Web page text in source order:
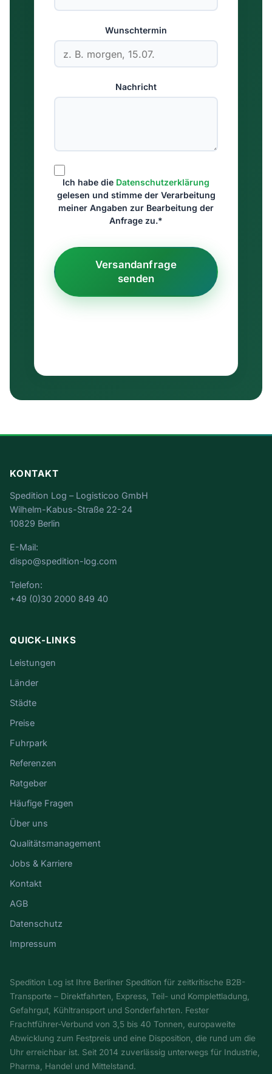
Wunschtermin
Nachricht
Ich habe die Datenschutzerklärung
gelesen und stimme der Verarbeitung
meiner Angaben zur Bearbeitung der
Anfrage zu.*
Versandanfrage
senden
KONTAKT
Spedition Log – Logisticoo GmbH
Wilhelm-Kabus-Straße 22-24
10829 Berlin
E-Mail:
dispo@spedition-log.com
Telefon:
+49 (0)30 2000 849 40
QUICK-LINKS
Leistungen
Länder
Städte
Preise
Fuhrpark
Referenzen
Ratgeber
Häufige Fragen
Über uns
Qualitätsmanagement
Jobs & Karriere
Kontakt
AGB
Datenschutz
Impressum
Spedition Log ist Ihre Berliner Spedition für zeitkritische B2B-
Transporte – Direktfahrten, Express, Teil- und Komplettladung,
Gefahrgut, Kühltransport und Sonderfahrten. Fester
Frachtführer-Verbund von 3,5 bis 40 Tonnen, europaweite
Abwicklung zum Festpreis und eine Disposition, die rund um die
Uhr erreichbar ist. Seit 2014 zuverlässig unterwegs für Industrie,
Pharma, Handel und Mittelstand.